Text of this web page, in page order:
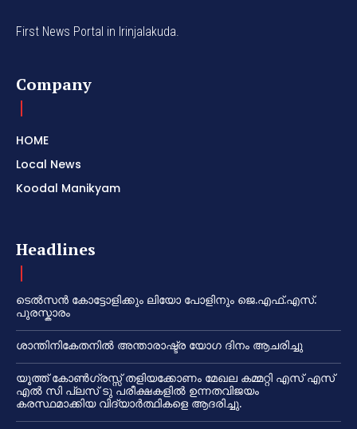
First News Portal in Irinjalakuda.
Company
HOME
Local News
Koodal Manikyam
Headlines
ടെൽസൻ കോട്ടോളിക്കും ലിയോ പോളിനും ജെ.എഫ്.എസ്.
പുരസ്കാരം
ശാന്തിനികേതനിൽ അന്താരാഷ്ട്ര യോഗ ദിനം ആചരിച്ചു
യൂത്ത് കോൺഗ്രസ്സ് തളിയക്കോണം മേഖല കമ്മറ്റി എസ് എസ്
എൽ സി പ്ലസ് ടു പരീക്ഷകളിൽ ഉന്നതവിജയം
കരസ്ഥമാക്കിയ വിദ്യാർത്ഥികളെ ആദരിച്ചു.